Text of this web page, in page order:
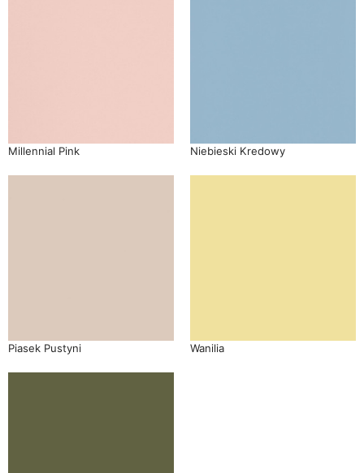
Millennial Pink Niebieski Kredowy
Piasek Pustyni Wanilia